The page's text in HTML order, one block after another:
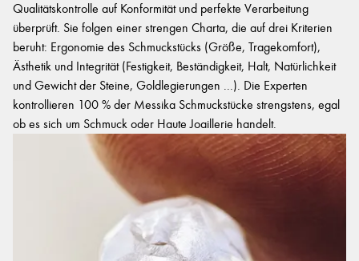
Qualitätskontrolle auf Konformität und perfekte Verarbeitung
überprüft. Sie folgen einer strengen Charta, die auf drei Kriterien
beruht: Ergonomie des Schmuckstücks (Größe, Tragekomfort),
Ästhetik und Integrität (Festigkeit, Beständigkeit, Halt, Natürlichkeit
und Gewicht der Steine, Goldlegierungen ...). Die Experten
kontrollieren 100 % der Messika Schmuckstücke strengstens, egal
ob es sich um Schmuck oder Haute Joaillerie handelt.